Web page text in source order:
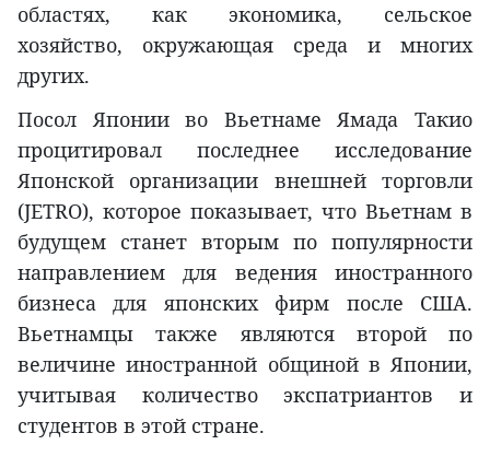
областях, как экономика, сельское
хозяйство, окружающая среда и многих
других.
Посол Японии во Вьетнаме Ямада Такио
процитировал последнее исследование
Японской организации внешней торговли
(JETRO), которое показывает, что Вьетнам в
будущем станет вторым по популярности
направлением для ведения иностранного
бизнеса для японских фирм после США.
Вьетнамцы также являются второй по
величине иностранной общиной в Японии,
учитывая количество экспатриантов и
студентов в этой стране.